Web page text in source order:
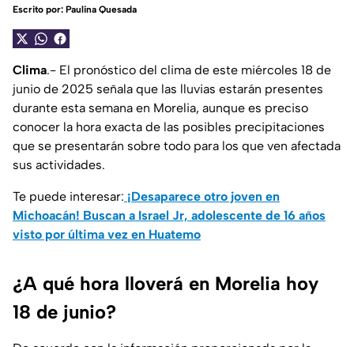
Escrito por: Paulina Quesada
Clima.- El pronóstico del clima de este miércoles 18 de
junio de 2025 señala que las lluvias estarán presentes
durante esta semana en Morelia, aunque es preciso
conocer la hora exacta de las posibles precipitaciones
que se presentarán sobre todo para los que ven afectada
sus actividades.
Te puede interesar: ¡Desaparece otro joven en
Michoacán! Buscan a Israel Jr, adolescente de 16 años
visto por última vez en Huatemo
¿A qué hora lloverá en Morelia hoy
18 de junio?